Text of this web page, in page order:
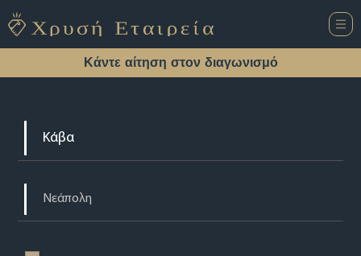
Κάντε αίτηση στον διαγωνισμό